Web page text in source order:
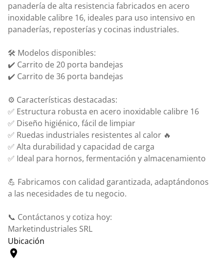
panadería de alta resistencia fabricados en acero
inoxidable calibre 16, ideales para uso intensivo en
panaderías, reposterías y cocinas industriales.
🛠️ Modelos disponibles:
✔️ Carrito de 20 porta bandejas
✔️ Carrito de 36 porta bandejas
⚙️ Características destacadas:
✅ Estructura robusta en acero inoxidable calibre 16
✅ Diseño higiénico, fácil de limpiar
✅ Ruedas industriales resistentes al calor 🔥
✅ Alta durabilidad y capacidad de carga
✅ Ideal para hornos, fermentación y almacenamiento
💪 Fabricamos con calidad garantizada, adaptándonos
a las necesidades de tu negocio.
📞 Contáctanos y cotiza hoy:
Marketindustriales SRL
Ubicación
location_on